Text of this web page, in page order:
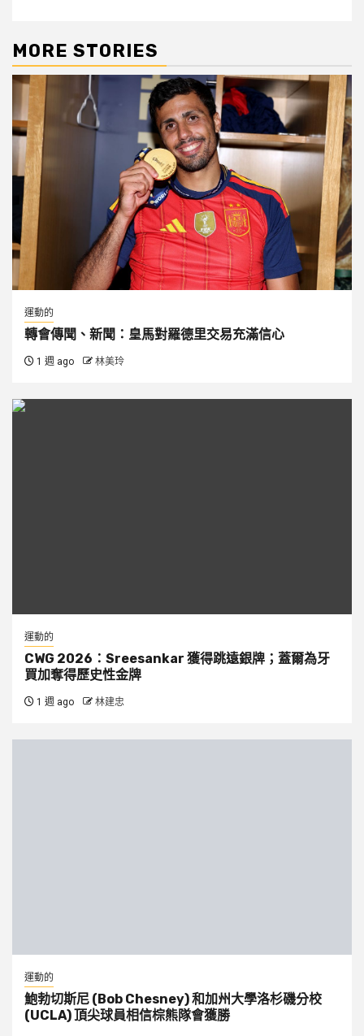
MORE STORIES
運動的
轉會傳聞、新聞：皇馬對羅德里交易充滿信心
1 週 ago 林美玲
運動的
CWG 2026：Sreesankar 獲得跳遠銀牌；蓋爾為牙
買加奪得歷史性金牌
1 週 ago 林建忠
運動的
鮑勃切斯尼 (Bob Chesney) 和加州大學洛杉磯分校
(UCLA) 頂尖球員相信棕熊隊會獲勝